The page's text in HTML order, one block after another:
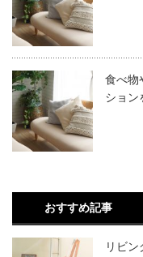
食べ物
ション
おすすめ記事
リビ